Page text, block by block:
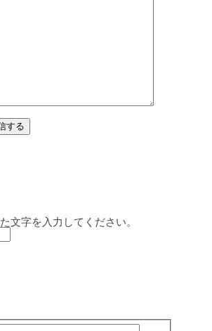
文字を入力してください。